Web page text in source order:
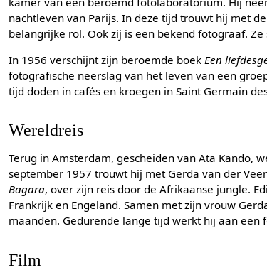
nachtleven van Parijs. In deze tijd trouwt hij met
belangrijke rol. Ook zij is een bekend fotograaf. Ze
In 1956 verschijnt zijn beroemde boek Een
fotografische neerslag van het leven van een
tijd doden in cafés en kroegen in Saint Germain
Wereldreis
Terug in Amsterdam, gescheiden van Ata Kando,
september 1957 trouwt hij met Gerda van der
Bagara, over zijn reis door de Afrikaanse jungle.
Frankrijk en Engeland. Samen met zijn vrouw
maanden. Gedurende lange tijd werkt hij aan een
Film